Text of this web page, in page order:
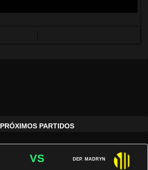
PRÓXIMOS PARTIDOS
VS DEP. MADRYN